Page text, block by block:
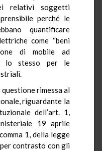
relativi soggetti
perché le
quantificare
come “beni
di mobile ad
lo stesso per le
rimessa al
riguardante la
dell’art. 1,
19 aprile
1, della legge
contrasto con gli